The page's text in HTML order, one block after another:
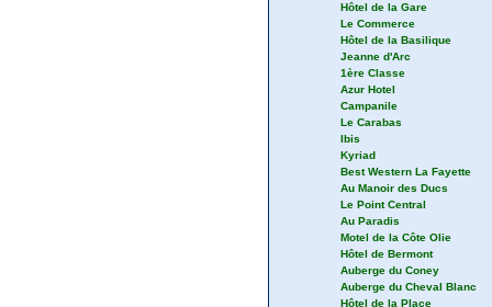
Hôtel de la Gare
Le Commerce
Hôtel de la Basilique
Jeanne d'Arc
1ère Classe
Azur Hotel
Campanile
Le Carabas
Ibis
Kyriad
Best Western La Fayette
Au Manoir des Ducs
Le Point Central
Au Paradis
Motel de la Côte Olie
Hôtel de Bermont
Auberge du Coney
Auberge du Cheval Blanc
Hôtel de la Place